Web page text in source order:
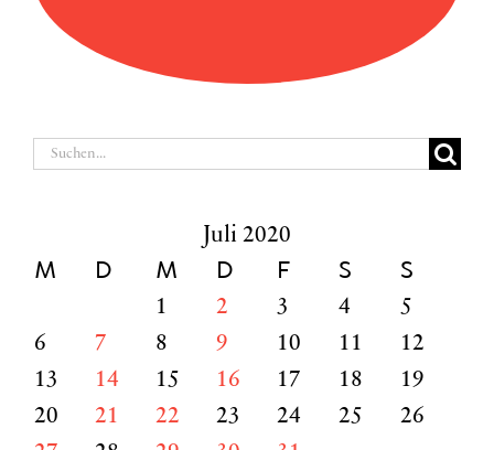
Suche
Juli 2020
M D M D F S S
1 2 3 4
5
6
7 8 9 10 11
12
13
14 15 16 17 18
19
20
21 22 23 24 25
26